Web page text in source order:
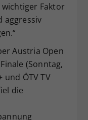
wichtiger Faktor
aggressiv
Austria Open
(Sonntag,
und ÖTV TV
die